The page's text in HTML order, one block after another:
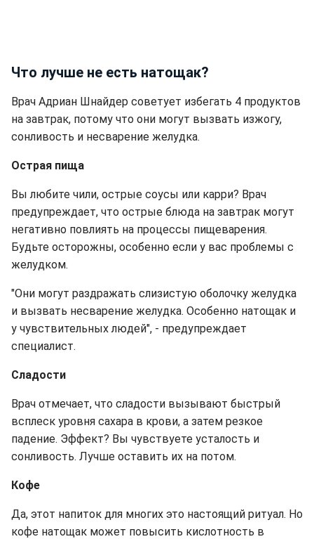
Что лучше не есть натощак?
Врач Адриан Шнайдер советует избегать 4 продуктов
на завтрак, потому что они могут вызвать изжогу,
сонливость и несварение желудка.
Острая пища
Вы любите чили, острые соусы или карри? Врач
предупреждает, что острые блюда на завтрак могут
негативно повлиять на процессы пищеварения.
Будьте осторожны, особенно если у вас проблемы с
желудком.
"Они могут раздражать слизистую оболочку желудка
и вызвать несварение желудка. Особенно натощак и
у чувствительных людей", - предупреждает
специалист.
Сладости
Врач отмечает, что сладости вызывают быстрый
всплеск уровня сахара в крови, а затем резкое
падение. Эффект? Вы чувствуете усталость и
сонливость. Лучше оставить их на потом.
Кофе
Да, этот напиток для многих это настоящий ритуал. Но
кофе натощак может повысить кислотность в